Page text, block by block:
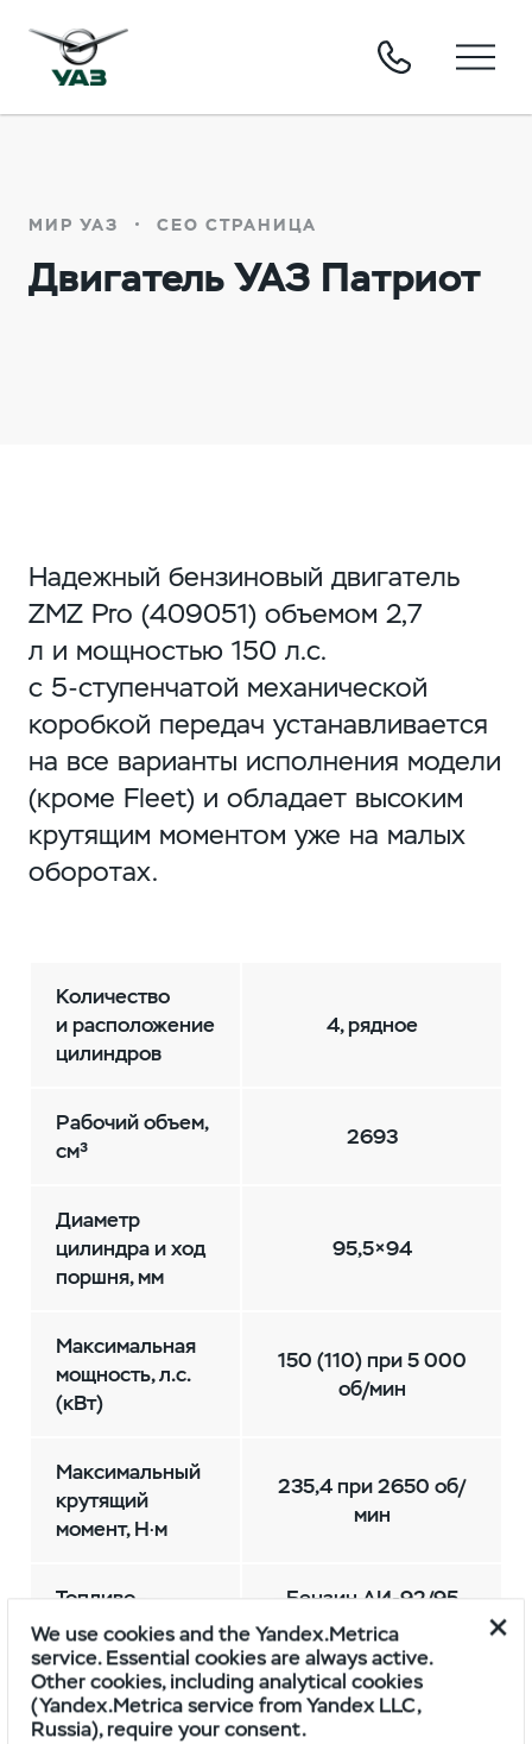
МИР УАЗ СЕО СТРАНИЦА
Двигатель УАЗ Патриот
Надежный бензиновый двигатель
ZMZ Pro (409051) объемом 2,7
л и мощностью 150 л.с.
с 5-ступенчатой механической
коробкой передач устанавливается
на все варианты исполнения модели
(кроме Fleet) и обладает высоким
крутящим моментом уже на малых
оборотах.
Количество
и расположение
цилиндров
4, рядное
Рабочий объем,
см³
2693
Диаметр
цилиндра и ход
поршня, мм
95,5×94
Максимальная
мощность, л.с.
(кВт)
150 (110) при 5 000
об/мин
Максимальный
крутящий
момент, Н·м
235,4 при 2650 об/
мин
Топливо БензинАИ-92/95
Коробка
передач
5-ступенчатая
механическая
We use cookies and the Yandex.Metrica
service. Essential cookies are always active.
Other cookies, including analytical cookies
(Yandex.Metrica service from Yandex LLC,
Russia), require your consent.